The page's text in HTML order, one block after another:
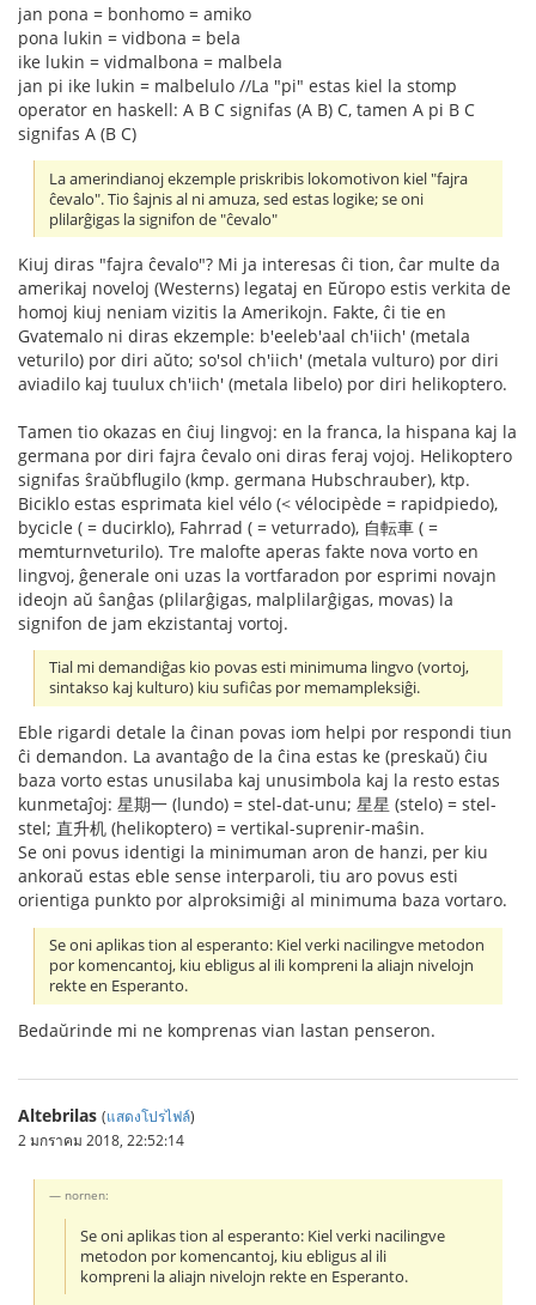
jan pona = bonhomo = amiko
pona lukin = vidbona = bela
ike lukin = vidmalbona = malbela
jan pi ike lukin = malbelulo //La "pi" estas kiel la stomp
operator en haskell: A B C signifas (A B) C, tamen A pi B C
signifas A (B C)
La amerindianoj ekzemple priskribis lokomotivon kiel "fajra
ĉevalo". Tio ŝajnis al ni amuza, sed estas logike; se oni
plilarĝigas la signifon de "ĉevalo"
Kiuj diras "fajra ĉevalo"? Mi ja interesas ĉi tion, ĉar multe da
amerikaj noveloj (Westerns) legataj en Eŭropo estis verkita de
homoj kiuj neniam vizitis la Amerikojn. Fakte, ĉi tie en
Gvatemalo ni diras ekzemple: b'eeleb'aal ch'iich' (metala
veturilo) por diri aŭto; so'sol ch'iich' (metala vulturo) por diri
aviadilo kaj tuulux ch'iich' (metala libelo) por diri helikoptero.
Tamen tio okazas en ĉiuj lingvoj: en la franca, la hispana kaj la
germana por diri fajra ĉevalo oni diras feraj vojoj. Helikoptero
signifas ŝraŭbflugilo (kmp. germana Hubschrauber), ktp.
Biciklo estas esprimata kiel vélo (< vélocipède = rapidpiedo),
bycicle ( = ducirklo), Fahrrad ( = veturrado), 自転車 ( =
memturnveturilo). Tre malofte aperas fakte nova vorto en
lingvoj, ĝenerale oni uzas la vortfaradon por esprimi novajn
ideojn aŭ ŝanĝas (plilarĝigas, malplilarĝigas, movas) la
signifon de jam ekzistantaj vortoj.
Tial mi demandiĝas kio povas esti minimuma lingvo (vortoj,
sintakso kaj kulturo) kiu sufiĉas por memampleksiĝi.
Eble rigardi detale la ĉinan povas iom helpi por respondi tiun
ĉi demandon. La avantaĝo de la ĉina estas ke (preskaŭ) ĉiu
baza vorto estas unusilaba kaj unusimbola kaj la resto estas
kunmetaĵoj: 星期一 (lundo) = stel-dat-unu; 星星 (stelo) = stel-
stel; 直升机 (helikoptero) = vertikal-suprenir-maŝin.
Se oni povus identigi la minimuman aron de hanzi, per kiu
ankoraŭ estas eble sense interparoli, tiu aro povus esti
orientiga punkto por alproksimiĝi al minimuma baza vortaro.
Se oni aplikas tion al esperanto: Kiel verki nacilingve metodon
por komencantoj, kiu ebligus al ili kompreni la aliajn nivelojn
rekte en Esperanto.
Bedaŭrinde mi ne komprenas vian lastan penseron.
Altebrilas (แสดงโปรไฟล์)
2 มกราคม 2018, 22:52:14
nornen:
Se oni aplikas tion al esperanto: Kiel verki nacilingve
metodon por komencantoj, kiu ebligus al ili
kompreni la aliajn nivelojn rekte en Esperanto.